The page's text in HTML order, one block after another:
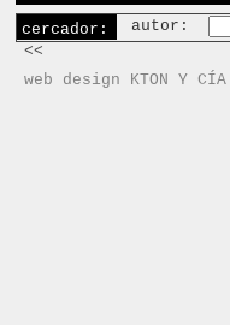
cercador: autor:
<<
web design KTON Y CÍA